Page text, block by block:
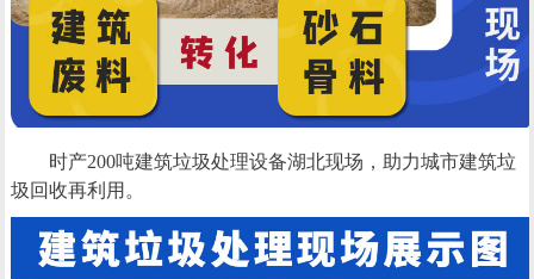
时产200吨建筑垃圾处理设备湖北现场，助力城市建筑垃
圾回收再利用。